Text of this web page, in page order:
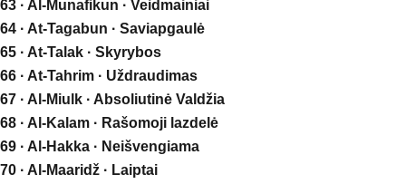
63 · Al-Munafikun · Veidmainiai
64 · At-Tagabun · Saviapgaulė
65 · At-Talak · Skyrybos
66 · At-Tahrim · Uždraudimas
67 · Al-Miulk · Absoliutinė Valdžia
68 · Al-Kalam · Rašomoji lazdelė
69 · Al-Hakka · Neišvengiama
70 · Al-Maaridž · Laiptai